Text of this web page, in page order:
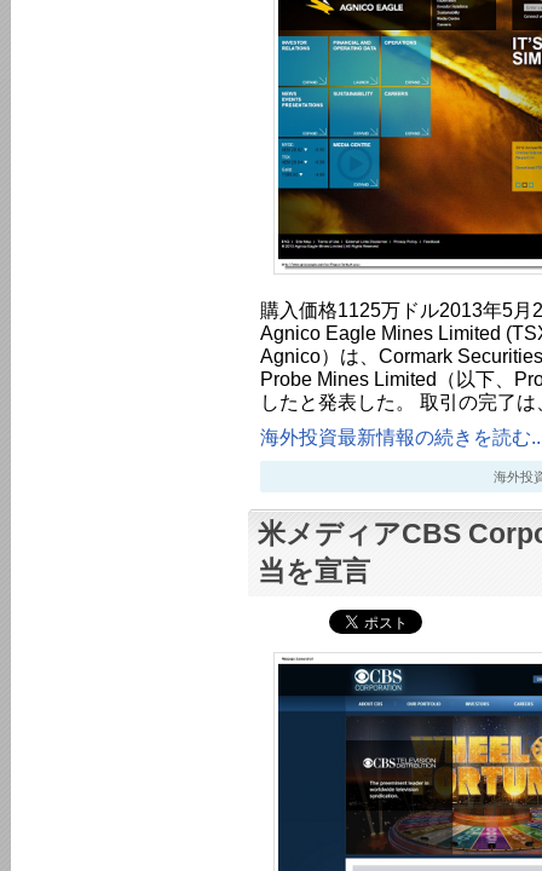
購入価格1125万ドル2013年5月
Agnico Eagle Mines Limited
Agnico）は、Cormark
Probe Mines Limited（以下、
したと発表した。 取引の完了
海外投資最新情報の続きを読む
海外投
米メディアCBS
当を宣言